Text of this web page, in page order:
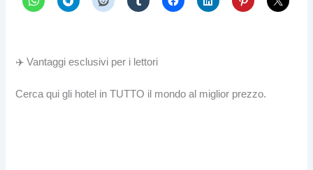
✈️ Vantaggi esclusivi per i lettori
Cerca qui gli hotel in TUTTO il mondo al miglior prezzo.